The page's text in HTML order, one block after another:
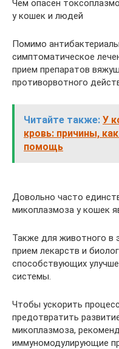
Чем опасен
у кошек и людей
Помимо
симптоматическое
прием препаратов
противорвотного
Читайте также: У
кровь: причины,
помощь
Довольно часто
микоплазмоза у кошек
Также для животного в
прием лекарств и
способствующих
системы.
Чтобы ускорить
предотвратить
микоплазмоза,
иммуномодулирующие